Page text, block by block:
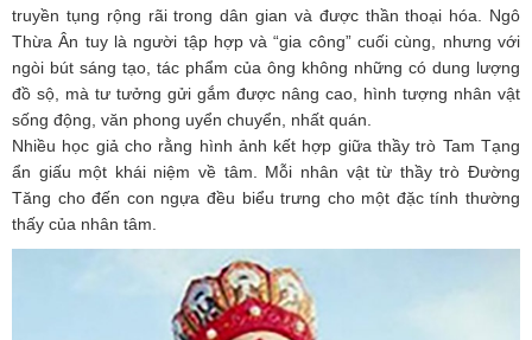
truyền tụng rộng rãi trong dân gian và được thần thoại hóa. Ngô
Thừa Ân tuy là người tập hợp và “gia công” cuối cùng, nhưng với
ngòi bút sáng tạo, tác phẩm của ông không những có dung lượng
đồ sộ, mà tư tưởng gửi gắm được nâng cao, hình tượng nhân vật
sống động, văn phong uyển chuyển, nhất quán.
Nhiều học giả cho rằng hình ảnh kết hợp giữa thầy trò Tam Tạng
ẩn giấu một khái niệm về tâm. Mỗi nhân vật từ thầy trò Đường
Tăng cho đến con ngựa đều biểu trưng cho một đặc tính thường
thấy của nhân tâm.